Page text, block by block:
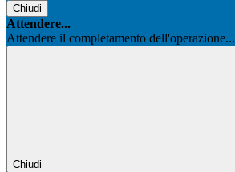
Chiudi
Attendere...
Attendere il completamento dell'operazione...
Chiudi